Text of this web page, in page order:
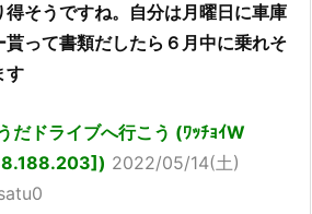
そうですね。自分は月曜日に車庫
って書類だしたら６月中に乗れそ
す
だドライブへ行こう (ﾜｯﾁｮｲW
2022/05/14(土)